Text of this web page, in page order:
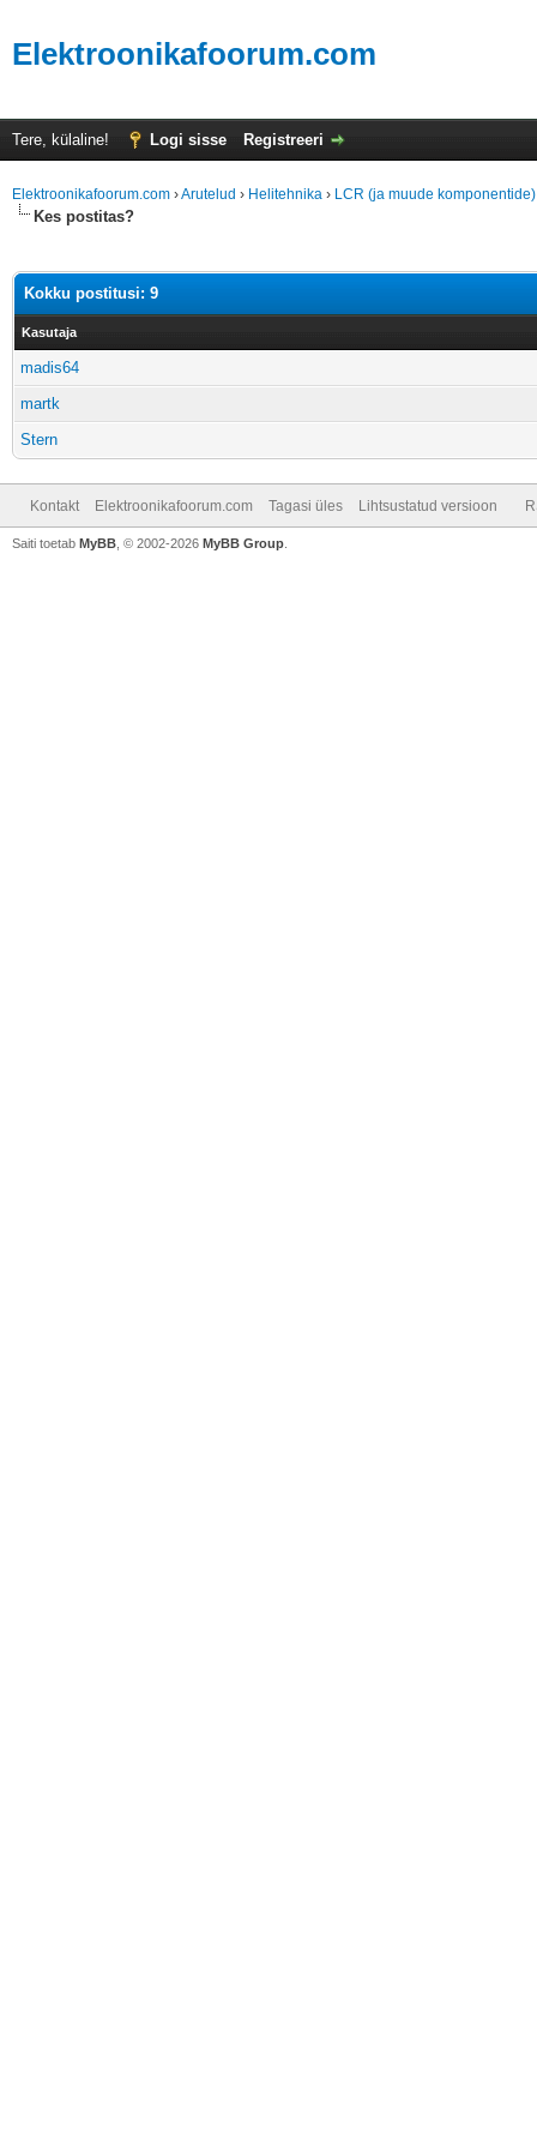
Elektroonikafoorum.com
Tere, külaline! Logi sisse Registreeri
Elektroonikafoorum.com ›Arutelud › Helitehnika › LCR (ja muude
Kes postitas?
Kokku postitusi: 9
Kasutaja
madis64
martk
Stern
Kontakt Elektroonikafoorum.com Tagasi üles Lihtsustatud versioon
Saiti toetab MyBB , © 2002-2026 MyBB Group